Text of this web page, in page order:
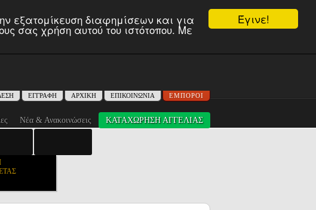
Έγινε!
εξατομίκευση διαφημίσεων και για
σας χρήση αυτού του ιστότοπου. Με
cy
ΕΜΠΟΡΟΙ
ΕΠΙΚΟΙΝΩΝΙΑ
ΑΡΧΙΚΗ
ΕΓΓΡΑΦΗ
Νέα & Ανακοινώσεις ΚΑΤΑΧΩΡΗΣΗ ΑΓΓΕΛΙΑΣ